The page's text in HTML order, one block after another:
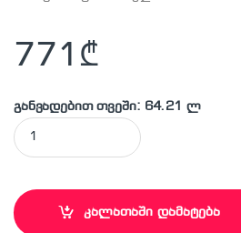
771 ₾
განვადებით თვეში: 64.21 ლ
BOSCH - GSA10,8V-LI ხელის
კალათაში დამატება